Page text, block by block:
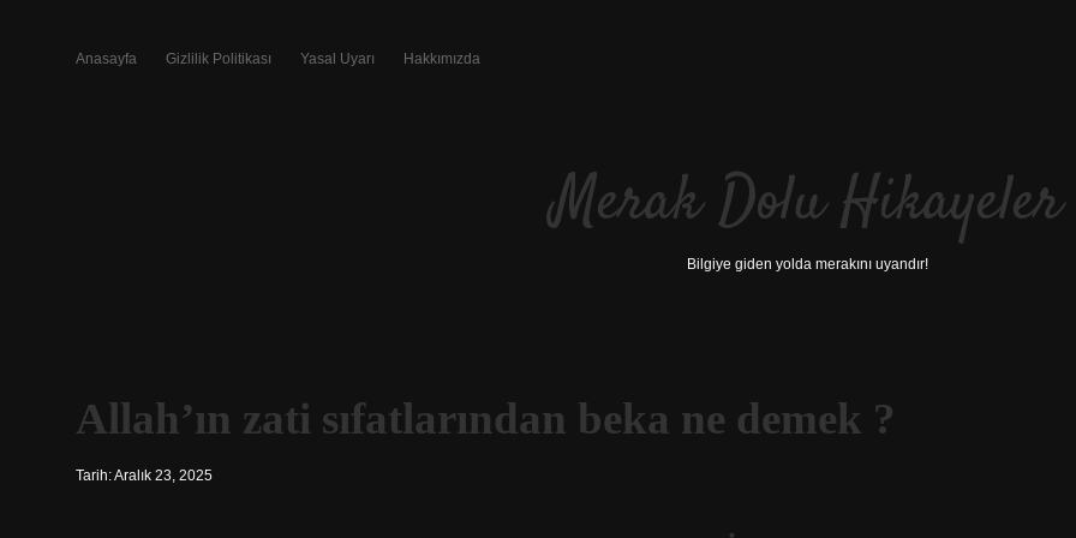
Anasayfa Gizlilik Politikası Yasal Uyarı Hakkımızda
Merak Dolu Hikayeler
Bilgiye giden yolda merakını uyandır!
Allah’ın zati sıfatlarından beka ne demek ?
Tarih: Aralık 23, 2025